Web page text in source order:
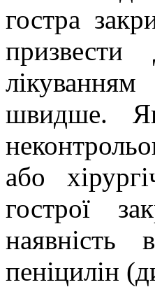
гостра
швидше.
або
гострої
наявність
пеніцилін